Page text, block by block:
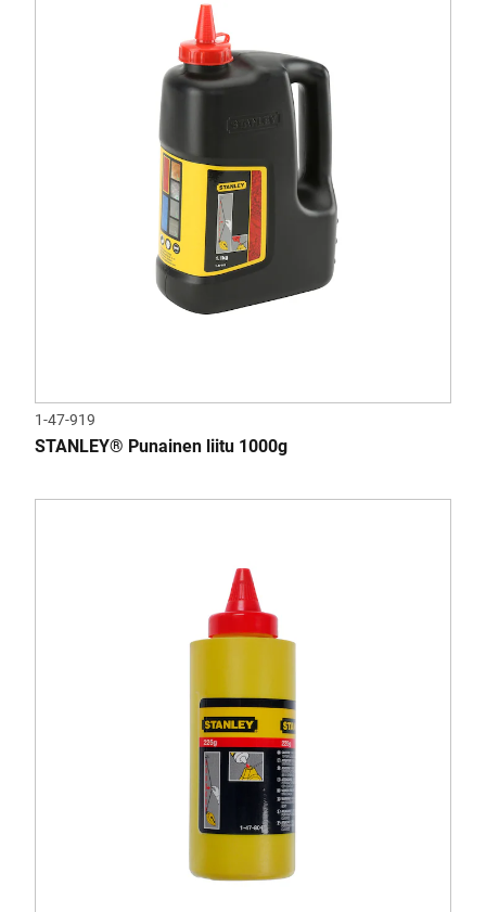
1-47-919
STANLEY® Punainen liitu 1000g